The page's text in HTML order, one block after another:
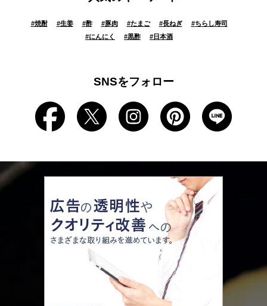
#焼酎 #生姜 #酢 #豚肉 #たまご #長ねぎ #ちらし寿司
#にんにく #黒酢 #日本酒
SNSをフォロー